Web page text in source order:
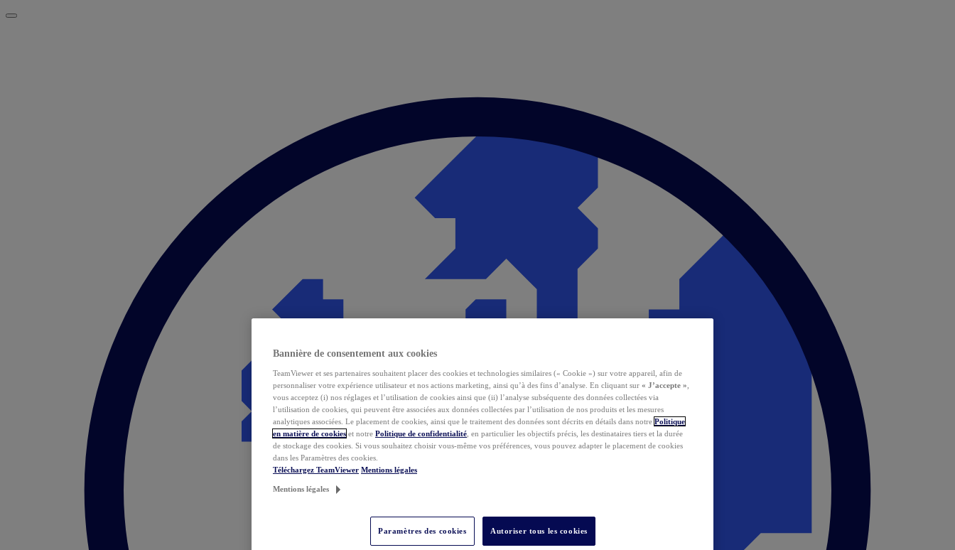
Bannière de consentement aux cookies
TeamViewer et ses partenaires souhaitent placer des cookies et technologies similaires (« Cookie ») sur votre appareil, afin de
personnaliser votre expérience utilisateur et nos actions marketing, ainsi qu’à des fins d’analyse. En cliquant sur « J’accepte »
vous acceptez (i) nos réglages et l’utilisation de cookies ainsi que (ii) l’analyse subséquente des données collectées via
l’utilisation de cookies, qui peuvent être associées aux données collectées par l’utilisation de nos produits et les mesures
analytiques associées. Le placement de cookies, ainsi que le traitement des données sont décrits en détails dans notre Politique
en matière de cookies et notre Politique de confidentialité , en particulier les objectifs précis, les destinataires tiers et la durée
de stockage des cookies. Si vous souhaitez choisir vous-même vos préférences, vous pouvez adapter le placement de cookies
dans les Paramètres des cookies.
Téléchargez TeamViewer Mentions légales
Mentions légales
Paramètres des cookies Autoriser tous les cookies